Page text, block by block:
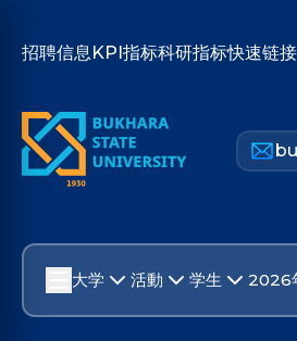
招聘信息KPI指标科研指标快速链接
大学 活動 学生 2026